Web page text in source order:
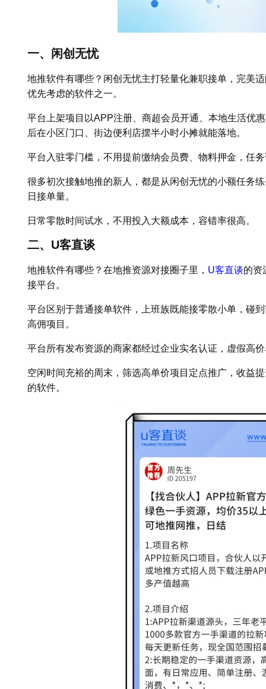
一、闲创无忧
地推软件有哪些？闲创无忧主打轻量化兼职接单，完美
优先考虑的软件之一。
平台上架项目以APP注册、商超会员开通、本地生活优
后在小区门口、街边便利店摆半小时小摊就能落地。
平台入驻零门槛，不用提前缴纳会员费、物料押金，任
很多初次接触地推的新人，都是从闲创无忧的小额任务
日接单量。
日常零散时间试水，不用投入大额成本，容错率很高。
二、U客直谈
地推软件有哪些？在地推资源对接圈子里， U客直谈的资
接平台。
平台区别于普通接单软件，上班族既能接零散小单，碰
高佣项目。
平台所有发布资源的商家都经过企业实名认证，虚假高
空闲时间充裕的周末，筛选高单价项目定点推广，收益
的软件。